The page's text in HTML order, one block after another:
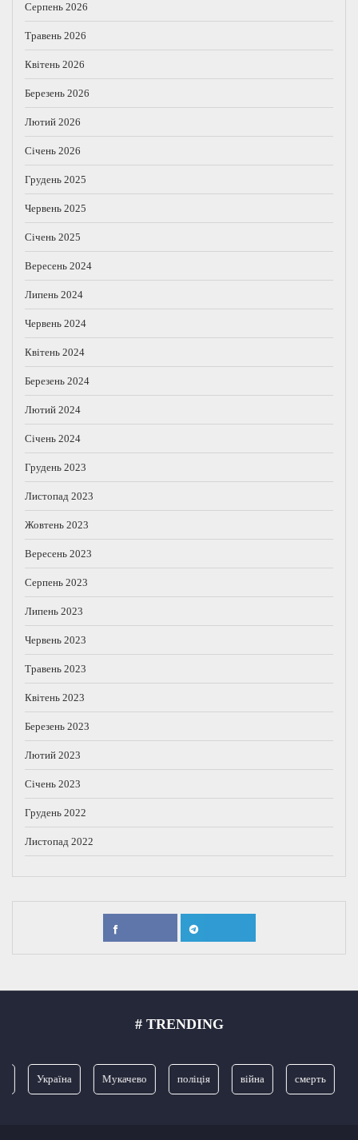
Серпень 2026
Травень 2026
Квітень 2026
Березень 2026
Лютий 2026
Січень 2026
Грудень 2025
Червень 2025
Січень 2025
Вересень 2024
Липень 2024
Червень 2024
Квітень 2024
Березень 2024
Лютий 2024
Січень 2024
Грудень 2023
Листопад 2023
Жовтень 2023
Вересень 2023
Серпень 2023
Липень 2023
Червень 2023
Травень 2023
Квітень 2023
Березень 2023
Лютий 2023
Січень 2023
Грудень 2022
Листопад 2022
# TRENDING
Україна Мукачево поліція війна смерть